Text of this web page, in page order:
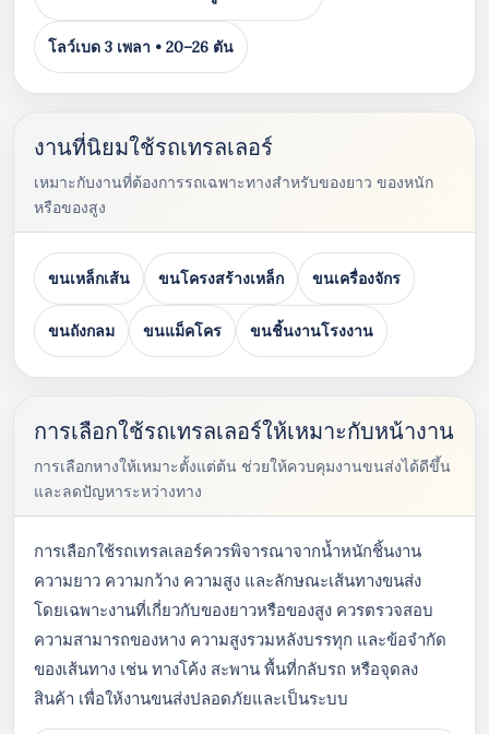
โลว์เบด 3 เพลา • 20–26 ตัน
งานที่นิยมใช้รถเทรลเลอร์
เหมาะกับงานที่ต้องการรถเฉพาะทางสำหรับของยาว ของหนัก
หรือของสูง
ขนเหล็กเส้น ขนโครงสร้างเหล็ก ขนเครื่องจักร
ขนถังกลม ขนแม็คโคร ขนชิ้นงานโรงงาน
การเลือกใช้รถเทรลเลอร์ให้เหมาะกับหน้างาน
การเลือกหางให้เหมาะตั้งแต่ต้น ช่วยให้ควบคุมงานขนส่งได้ดีขึ้น
และลดปัญหาระหว่างทาง
การเลือกใช้รถเทรลเลอร์ควรพิจารณาจากน้ำหนักชิ้นงาน
ความยาว ความกว้าง ความสูง และลักษณะเส้นทางขนส่ง
โดยเฉพาะงานที่เกี่ยวกับของยาวหรือของสูง ควรตรวจสอบ
ความสามารถของหาง ความสูงรวมหลังบรรทุก และข้อจำกัด
ของเส้นทาง เช่น ทางโค้ง สะพาน พื้นที่กลับรถ หรือจุดลง
สินค้า เพื่อให้งานขนส่งปลอดภัยและเป็นระบบ